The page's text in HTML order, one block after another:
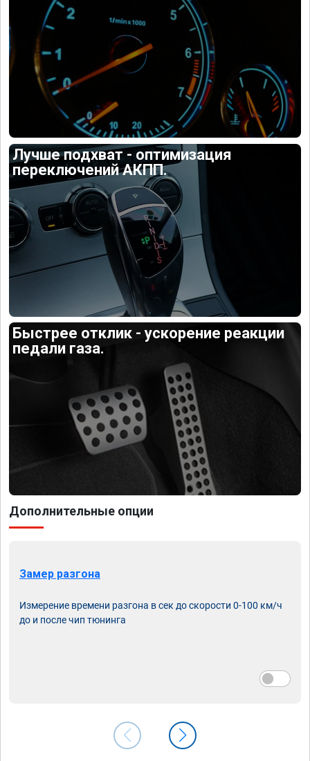
Лучше подхват - оптимизация
переключений АКПП.
Быстрее отклик - ускорение реакции
педали газа.
Дополнительные опции
Замер разгона
Измерение времени разгона в сек до скорости 0-100 км/ч
до и после чип тюнинга